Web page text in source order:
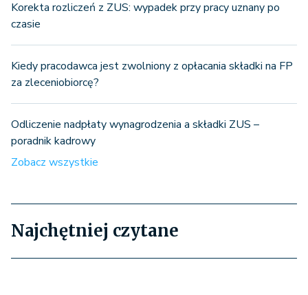
Korekta rozliczeń z ZUS: wypadek przy pracy uznany po
czasie
Kiedy pracodawca jest zwolniony z opłacania składki na FP
za zleceniobiorcę?
Odliczenie nadpłaty wynagrodzenia a składki ZUS –
poradnik kadrowy
Zobacz wszystkie
Najchętniej czytane